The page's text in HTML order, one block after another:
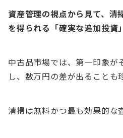
資産管理の視点から見て、清
を得られる「確実な追加投資
中古品市場では、第一印象が
し、数万円の差が出ることも
清掃は無料かつ最も効果的な